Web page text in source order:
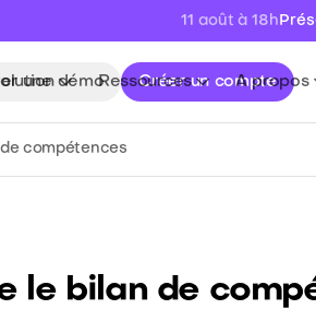
11 août à 18h
Ressources A propos
une démo Créer un compte
de compétences
le bilan de